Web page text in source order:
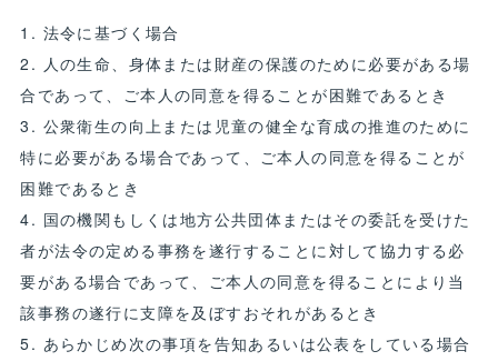
1. 法令に基づく場合
2. 人の生命、身体または財産の保護のために必要がある場
合であって、ご本人の同意を得ることが困難であるとき
3. 公衆衛生の向上または児童の健全な育成の推進のために
特に必要がある場合であって、ご本人の同意を得ることが
困難であるとき
4. 国の機関もしくは地方公共団体またはその委託を受けた
者が法令の定める事務を遂行することに対して協力する必
要がある場合であって、ご本人の同意を得ることにより当
該事務の遂行に支障を及ぼすおそれがあるとき
5. あらかじめ次の事項を告知あるいは公表をしている場合